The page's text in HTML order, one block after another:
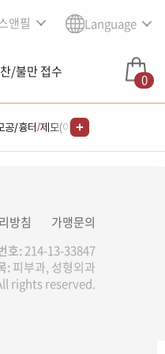
앤필 Language
/불만 접수 0
공/흉터 /제모(아포지플러스)
방침
가맹문의
호: 214-13-33847
: 피부과, 성형외과
rights reserved.